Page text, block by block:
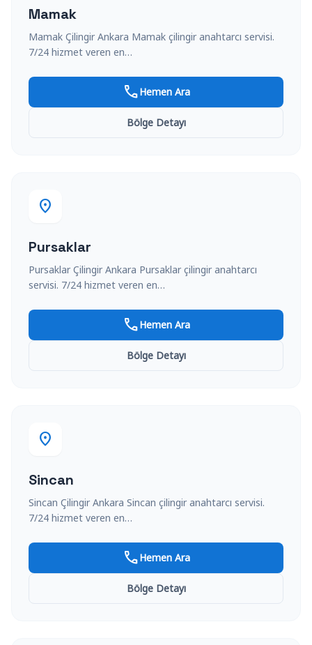
Mamak
Mamak Çilingir Ankara Mamak çilingir anahtarcı servisi.
7/24 hizmet veren en…
callHemen Ara
Bölge Detayı
location_on
Pursaklar
Pursaklar Çilingir Ankara Pursaklar çilingir anahtarcı
servisi. 7/24 hizmet veren en…
callHemen Ara
Bölge Detayı
location_on
Sincan
Sincan Çilingir Ankara Sincan çilingir anahtarcı servisi.
7/24 hizmet veren en…
callHemen Ara
Bölge Detayı